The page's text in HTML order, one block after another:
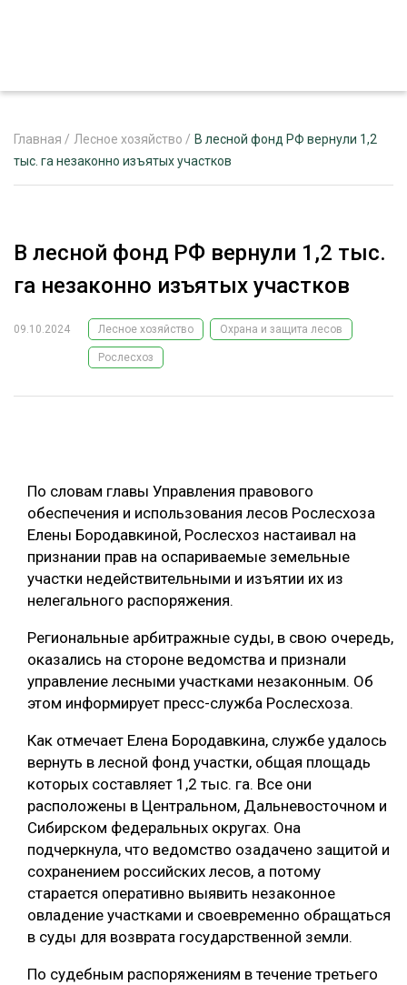
РЕКЛАМОДАТЕЛЯМ
ЛЕСНОЕ ХОЗЯЙСТВО
ЛЕСОЗАГОТОВКА
БИОЭНЕРГЕТИКА
ЛЕСОВОССТАНОВЛЕНИЕ И ЗАЩИТА
ЛОГИСТИКА
ПРОИЗВОДСТВО ДРЕВЕСНЫХ ПЛИТ
КОМПЛЕКСНАЯ ПЕРЕРАБОТКА
ЛЕСОПИЛЕНИЕ
ДЕРЕВЯННОЕ ДОМОСТРОЕНИЕ
БЕЗОПАСНОЕ ПРОИЗВОДСТВО
СОРТИРОВКА ДРЕВЕСИНЫ
МЕБЕЛЬНОЕ ПРОИЗВОДСТВО
ТЕМАТИЧЕСКИЕ ПРОЕКТЫ
ПОДБОРКИ СТАТЕЙ
Главная / Лесное хозяйство / В лесной фонд РФ вернули 1,2
тыс. га незаконно изъятых участков
В лесной фонд РФ вернули 1,2 тыс.
га незаконно изъятых участков
09.10.2024 Лесное хозяйство Охрана и защита лесов
Рослесхоз
По словам главы Управления правового
обеспечения и использования лесов Рослесхоза
Елены Бородавкиной, Рослесхоз настаивал на
признании прав на оспариваемые земельные
участки недействительными и изъятии их из
нелегального распоряжения.
Региональные арбитражные суды, в свою очередь,
оказались на стороне ведомства и признали
управление лесными участками незаконным. Об
этом информирует пресс-служба Рослесхоза.
Как отмечает Елена Бородавкина, службе удалось
вернуть в лесной фонд участки, общая площадь
которых составляет 1,2 тыс. га. Все они
расположены в Центральном, Дальневосточном и
Сибирском федеральных округах. Она
подчеркнула, что ведомство озадачено защитой и
сохранением российских лесов, а потому
старается оперативно выявить незаконное
овладение участками и своевременно обращаться
в суды для возврата государственной земли.
По судебным распоряжениям в течение третьего